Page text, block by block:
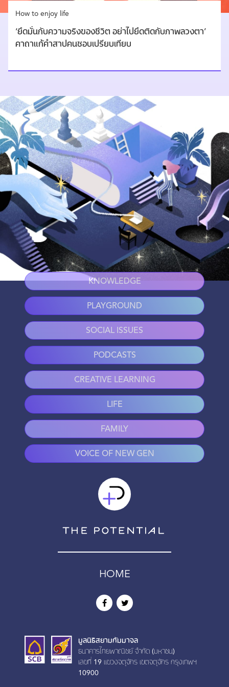
How to enjoy life
‘ยึดมั่นกับความจริงของชีวิต อย่าไปยึดติดกับภาพลวงตา’
คาถาแก้คำสาปคนชอบเปรียบเทียบ
KNOWLEDGE
PLAYGROUND
SOCIAL ISSUES
PODCASTS
CREATIVE LEARNING
LIFE
FAMILY
VOICE OF NEW GEN
HOME
มูลนิธิสยามกัมมาจล
ธนาคารไทยพาณิชย์ จำกัด (มหาชน)
เลขที่ 19 เเขวงจตุจักร เขตจตุจักร กรุงเทพฯ
10900